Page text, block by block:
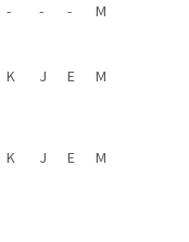
- - - M
K J E M
K J E M